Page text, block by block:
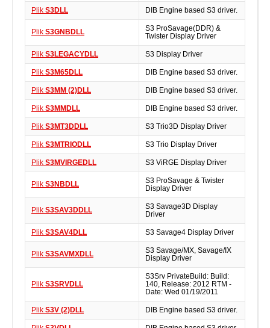
Plik S3DLL DIB Engine based S3 driver.
Plik S3GNBDLL
S3 ProSavage(DDR) &
Twister Display Driver
Plik S3LEGACYDLL S3 Display Driver
Plik S3M65DLL DIB Engine based S3 driver.
Plik S3MM (2)DLL DIB Engine based S3 driver.
Plik S3MMDLL DIB Engine based S3 driver.
Plik S3MT3DDLL S3 Trio3D Display Driver
Plik S3MTRIODLL S3 Trio Display Driver
Plik S3MVIRGEDLL S3 ViRGE Display Driver
Plik S3NBDLL
S3 ProSavage & Twister
Display Driver
Plik S3SAV3DDLL
S3 Savage3D Display
Driver
Plik S3SAV4DLL S3 Savage4 Display Driver
Plik S3SAVMXDLL
S3 Savage/MX, Savage/IX
Display Driver
Plik S3SRVDLL
S3Srv PrivateBuild: Build:
140, Release: 2012 RTM -
Date: Wed 01/19/2011
Plik S3V (2)DLL DIB Engine based S3 driver.